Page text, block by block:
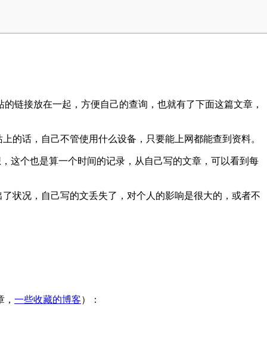
链接放在一起，方便自己的查询，也就有了下面这篇文章，
的话，自己不管使用什么设备，只要能上网都能查到资料。
这个也是算一个时间的记录，从自己写的文章，可以看到每
状况，自己写的文丢失了，对个人的影响是很大的，或者不
一些收藏的博客）：